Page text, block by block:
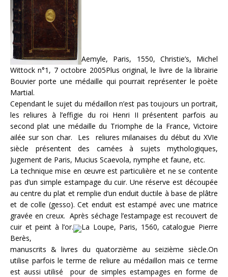
Aemyle, Paris, 1550, Christie’s, Michel
Wittock n°1, 7 octobre 2005Plus original, le livre de la librairie
Bouvier porte une médaille qui pourrait représenter le poète
Martial.
Cependant le sujet du médaillon n’est pas toujours un portrait,
les reliures à l’effigie du roi Henri II présentent parfois au
second plat une médaille du Triomphe de la France, Victoire
ailée sur son char. Les reliures milanaises du début du XVIe
siècle présentent des camées à sujets mythologiques,
Jugement de Paris, Mucius Scaevola, nymphe et faune, etc.
La technique mise en œuvre est particulière et ne se contente
pas d’un simple estampage du cuir. Une réserve est découpée
au centre du plat et remplie d’un enduit ductile à base de plâtre
et de colle (gesso). Cet enduit est estampé avec une matrice
gravée en creux. Après séchage l’estampage est recouvert de
cuir et peint à l’or.
La Loupe, Paris, 1560, catalogue Pierre
Berès,
manuscrits & livres du quatorzième au seizième siècle.On
utilise parfois le terme de reliure au médaillon mais ce terme
est aussi utilisé pour de simples estampages en forme de